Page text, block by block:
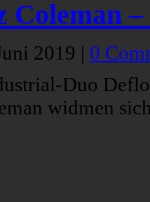
Coleman
2019 | 0
Duo
widmen